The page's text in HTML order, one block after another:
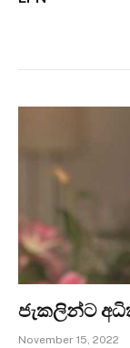
ජැකලින්ට
November 15, 2022